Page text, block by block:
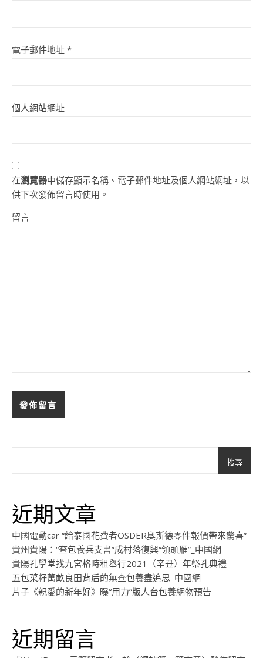
電子郵件地址 *
個人網站網址
在瀏覽器中儲存顯示名稱、電子郵件地址及個人網站網址，以
供下次發佈留言時使用。
留言
搜尋
近期文章
中國電動car “給泰國花費者OSDER奧斯德零件報價帶來驚喜”
貴州貴陽：“查包養兵支書”成村落復興“領頭雁”_中國網
貴陽孔學堂找九宮格時租舉行2021（辛丑）年祭孔典禮
五包菜籽萬畝良田背后的無查包養盡追思_中國網
片子《親愛的新年好》曝“用力”版人台包養網物預告
近期留言